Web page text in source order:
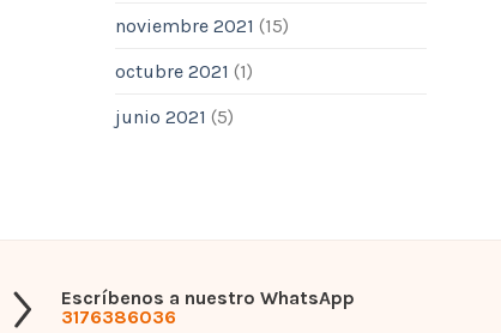
noviembre 2021 (15)
octubre 2021 (1)
junio 2021 (5)
Escríbenos a nuestro WhatsApp
3176386036